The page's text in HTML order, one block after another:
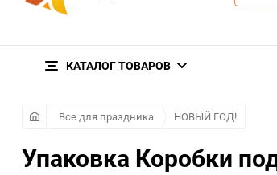
КАТАЛОГ ТОВАРОВ
Все для праздника НОВЫЙ ГОД!
Упаковка Коробки